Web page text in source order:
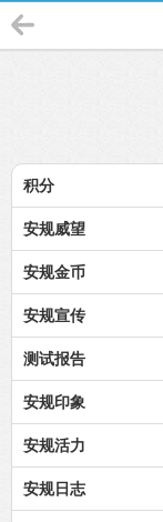
积分
安规威望
安规金币
安规宣传
测试报告
安规印象
安规活力
安规日志